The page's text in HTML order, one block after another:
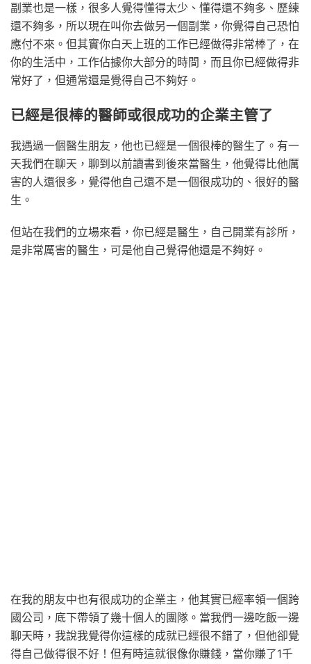
副業也是一樣，很多人覺得懂得太少、懂得還不夠多、歷練
還不夠多，所以現在叫你去做另一個副業，你覺得自己恐怕
應付不來。但其實你白天上班的工作已經做得非常棒了，在
你的生活中，工作佔據你大部分的時間，而且你已經做得非
常好了，但通常還是覺得自己不夠好。
已經是很棒的醫師或很成功的企業主管了
我遇過一個醫生朋友，他也已經是一個很棒的醫生了。有一
天我們在聊天，聊到以前讀書到後來當醫生，他覺得比他厲
害的人還很多，覺得他自己還不是一個很成功的、很好的醫
生。
但站在我們的立場來看，你已經是醫生，自己開業有診所，
是非常厲害的醫生，可是他自己覺得他還是不夠好。
在我的朋友中也有很成功的企業主，他其實已經率領一個跨
國公司，底下帶領了幾十個人的團隊。當我們一邊吃飯一邊
聊天時，我說我覺得你這樣的成就已經很不錯了，但他卻覺
得自己做得很不好！但有時這就很像你賺錢，當你賺了1千